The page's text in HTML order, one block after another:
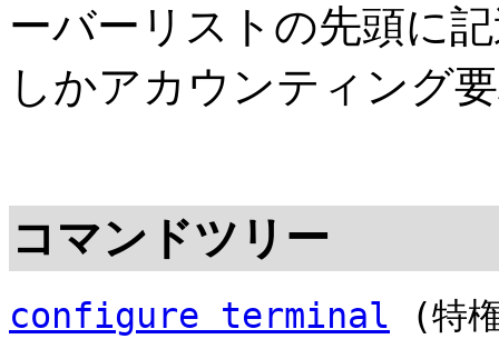
ーバーリストの先頭に
しかアカウンティング
コマンドツリー
configure terminal (特